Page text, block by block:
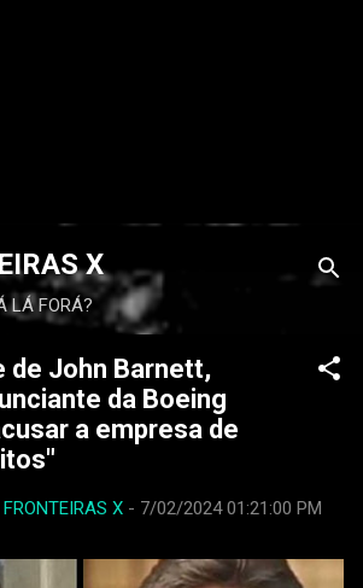
X
LÁ FORÁ?
de John Barnett,
da Boeing
a empresa de
FRONTEIRAS X - 7/02/2024 01:21:00 PM